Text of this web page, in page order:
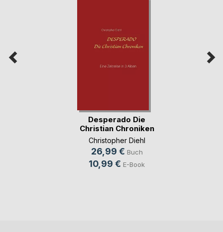
Desperado Die
Christian Chroniken
Christopher Diehl
26,99 € Buch
10,99 € E-Book